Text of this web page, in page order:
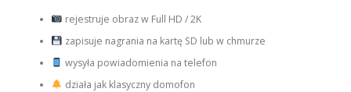
rejestruje obraz w Full HD / 2K
zapisuje nagrania na kartę SD lub w chmurze
wysyła powiadomienia na telefon
działa jak klasyczny domofon